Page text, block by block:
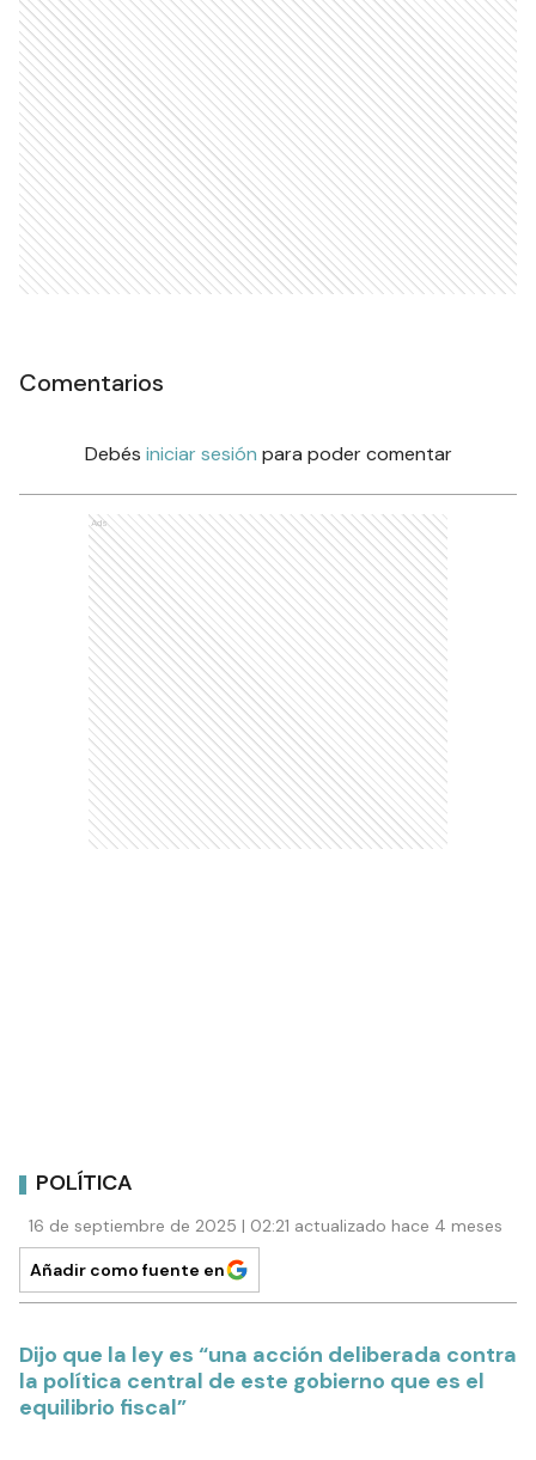
Comentarios
Debés iniciar sesión para poder comentar
Ads
POLÍTICA
16 de septiembre de 2025 | 02:21 actualizado hace 4 meses
Añadir como fuente en
Dijo que la ley es “una acción deliberada contra
la política central de este gobierno que es el
equilibrio fiscal”